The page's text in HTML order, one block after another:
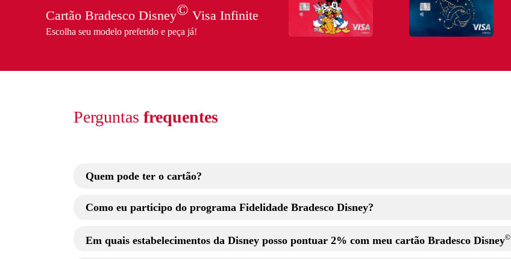
Cartão Bradesco Disney© Visa Infinite
Escolha seu modelo preferido e peça já!
Perguntas frequentes
Quem pode ter o cartão?
Como eu participo do programa Fidelidade Bradesco Disney?
Em quais estabelecimentos da Disney posso pontuar 2% com meu cartão Bradesco Disney©